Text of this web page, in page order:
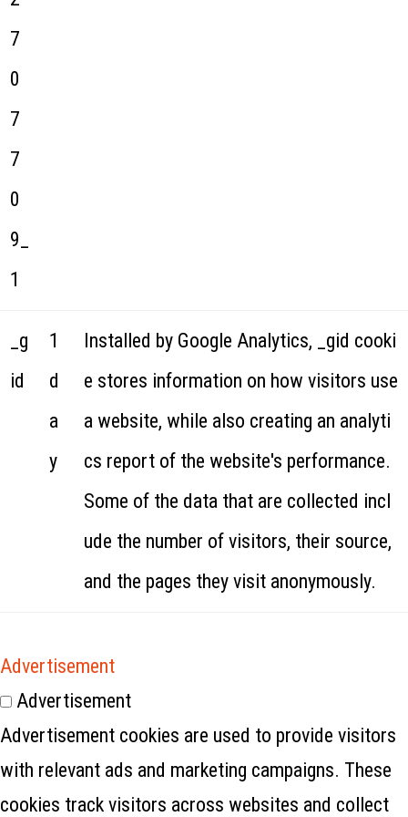
7
0
7
7
0
9_
1
_g
id
1
d
a
y
Installed by Google Analytics, _gid cooki
e stores information on how visitors use
a website, while also creating an analyti
cs report of the website's performance.
Some of the data that are collected incl
ude the number of visitors, their source,
and the pages they visit anonymously.
Advertisement
Advertisement
Advertisement cookies are used to provide visitors
with relevant ads and marketing campaigns. These
cookies track visitors across websites and collect